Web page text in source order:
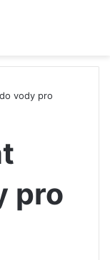
vody pro
pro